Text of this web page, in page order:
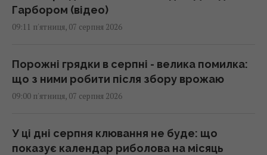
Гарбором (відео)
09:11 п'ятниця, 07 серпня 2026
Порожні грядки в серпні - велика помилка:
що з ними робити після збору врожаю
09:00 п'ятниця, 07 серпня 2026
У ці дні серпня клювання не буде: що
показує календар риболова на місяць